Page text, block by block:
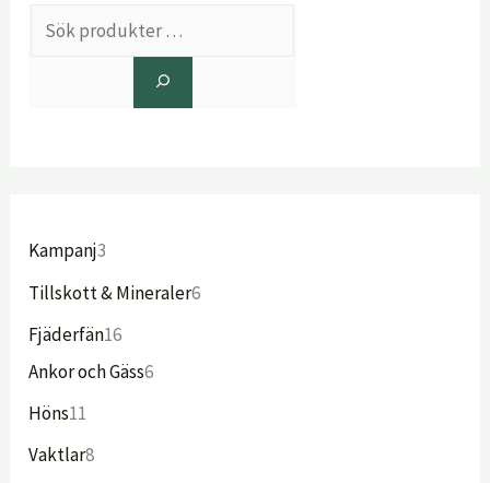
Kampanj3
Tillskott & Mineraler6
Fjäderfän16
Ankor och Gäss6
Höns11
Vaktlar8